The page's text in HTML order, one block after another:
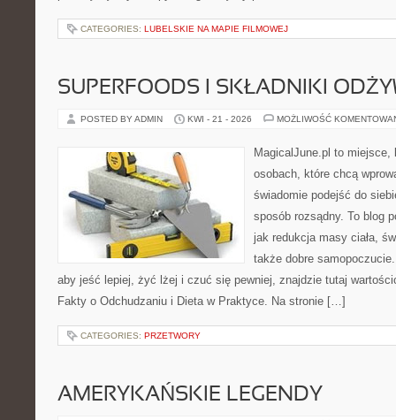
CATEGORIES: LUBELSKIE NA MAPIE FILMOWEJ
SUPERFOODS I SKŁADNIKI
POSTED BY ADMIN KWI - 21 - 2026 MOŻLIWOŚĆ
MagicalJune.pl to miejsce,
osobach, które chcą
świadomie podejść do
sposób rozsądny. To blog
jak redukcja masy ciała,
także dobre
aby jeść lepiej, żyć lżej i czuć się pewniej, znajdzie tutaj
Fakty o Odchudzaniu i Dieta w Praktyce. Na stronie […]
CATEGORIES: PRZETWORY
AMERYKAŃSKIE LEGENDY